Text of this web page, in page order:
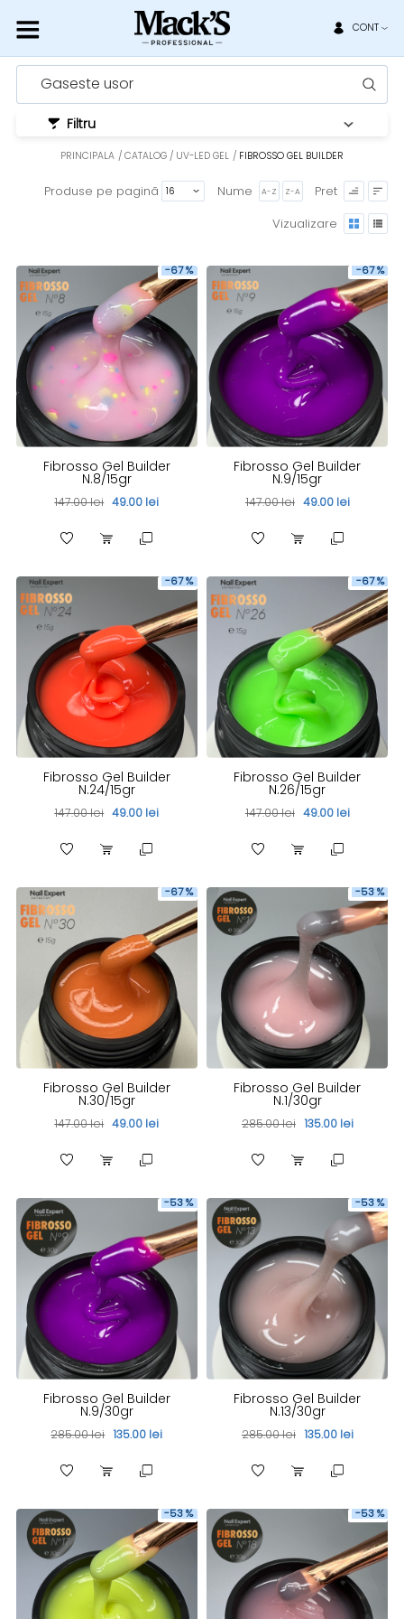
CONT
Gaseste usor
PRINCIPALA CATALOG UV-LED GEL FIBROSSO GEL BUILDER
Produse pe pagină Nume A-Z Z-A
Pret
Vizualizare
Filtru
-67 %
Fibrosso Gel Builder
N.8/15gr
147.00 lei 49.00 lei
-67 %
Fibrosso Gel Builder
N.9/15gr
147.00 lei 49.00 lei
-67 %
Fibrosso Gel Builder
N.24/15gr
147.00 lei 49.00 lei
-67 %
Fibrosso Gel Builder
N.26/15gr
147.00 lei 49.00 lei
-67 %
Fibrosso Gel Builder
N.30/15gr
147.00 lei 49.00 lei
-53 %
Fibrosso Gel Builder
N.1/30gr
285.00 lei 135.00 lei
-53 %
Fibrosso Gel Builder
N.9/30gr
285.00 lei 135.00 lei
-53 %
Fibrosso Gel Builder
N.13/30gr
285.00 lei 135.00 lei
-53 % -53 %